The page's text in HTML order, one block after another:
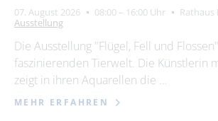
07. August 2026 08:00 – 16:00 Uhr
Rathaus
Ausstellung
Die Ausstellung "Flügel, Fell und
faszinierenden Tierwelt. Die Künstlerin
zeigt in ihren Aquarellen die …
MEHR ERFAHREN